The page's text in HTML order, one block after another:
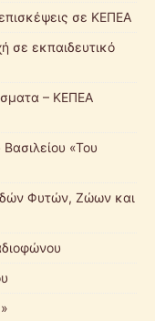
σε ΚΕΠΕΑ
σε εκπαιδευτικό
– ΚΕΠΕΑ
«Του
Φυτών, Ζώων και